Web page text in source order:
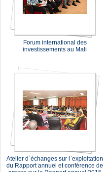
Forum international des
investissements au Mali
Atelier d`échanges sur l`exploitation
du Rapport annuel et conférence de